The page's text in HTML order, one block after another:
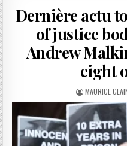
Dernière actu
of justice
Andrew
eight
AUTHOR:
MAURICE